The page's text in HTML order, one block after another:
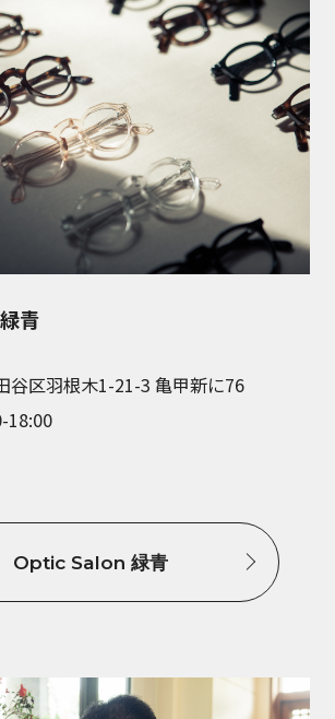
青
谷区羽根木1-21-3 亀甲新に76
18:00
Optic Salon 緑青